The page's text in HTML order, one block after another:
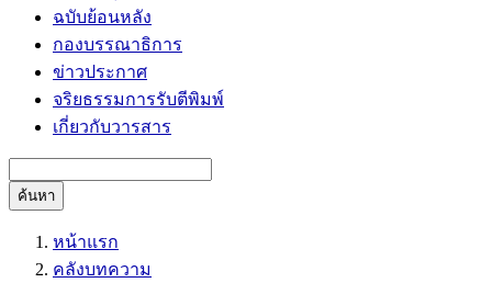
ฉบับย้อนหลัง
กองบรรณาธิการ
ข่าวประกาศ
จริยธรรมการรับตีพิมพ์
เกี่ยวกับวารสาร
ค้นหา
หน้าแรก
คลังบทความ